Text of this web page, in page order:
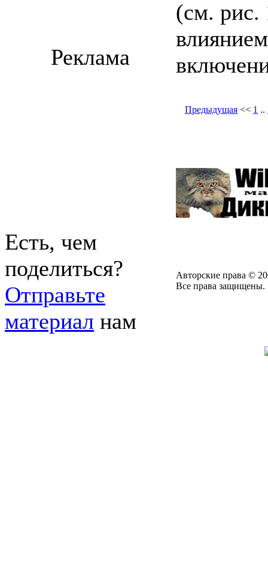
(см. рис.
Предыдущая << 1 ..
Реклама
Есть, чем
поделиться?
Отправьте
материал нам
Авторские права ©
Все права защищены.